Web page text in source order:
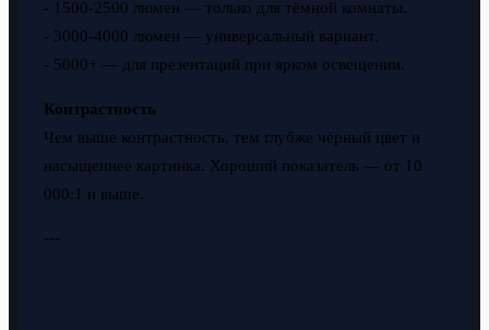
- 1500-2500 люмен — только для тёмной комнаты.
- 3000-4000 люмен — универсальный вариант.
- 5000+ — для презентаций при ярком освещении.
Контрастность
Чем выше контрастность, тем глубже чёрный цвет и
насыщеннее картинка. Хороший показатель — от 10
000:1 и выше.
---